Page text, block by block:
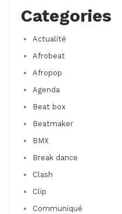
Categories
Actualité
Afrobeat
Afropop
Agenda
Beat box
Beatmaker
BMX
Break dance
Clash
Clip
Communiqué